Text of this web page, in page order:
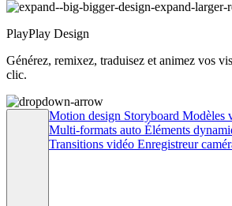
PlayPlay Design
Générez, remixez, traduisez et animez vos
clic.
Motion design Storyboard Modèles
Multi-formats auto Éléments
Transitions vidéo Enregistreur